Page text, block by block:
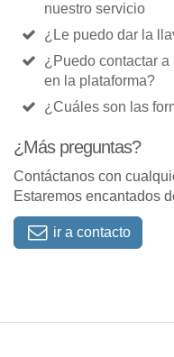
nuestro servicio
¿Le puedo dar la
¿Puedo contactar
en la plataforma?
¿Cuáles son las
¿Más preguntas?
Contáctanos con
Estaremos encantados
ir a contacto